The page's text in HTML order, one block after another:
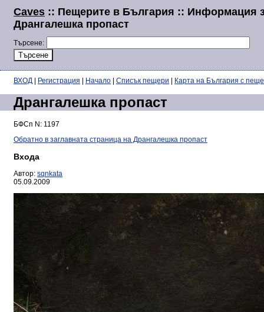
Caves :: Пещерите в България :: Информация
Дрангалешка пропаст
Търсене:
ВХОД Регистрация Начало Списък пещери Карта на България с
Дрангалешка пропаст
БФСп N: 1197
Обратно в заглавната страница на Дрангалешка пропаст
Входа
Автор: sqnkata
05.09.2009